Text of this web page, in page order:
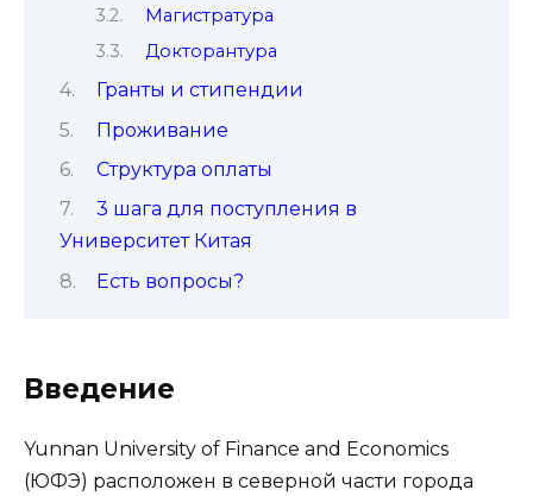
Магистратура
Докторантура
Гранты и стипендии
Проживание
Структура оплаты
3 шага для поступления в
Университет Китая
Есть вопросы?
Введение
Yunnan University of Finance and Economics
(ЮФЭ) расположен в северной части города